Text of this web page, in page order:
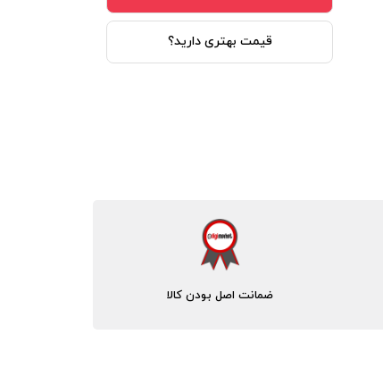
قیمت بهتری دارید؟
ضمانت اصل بودن کالا